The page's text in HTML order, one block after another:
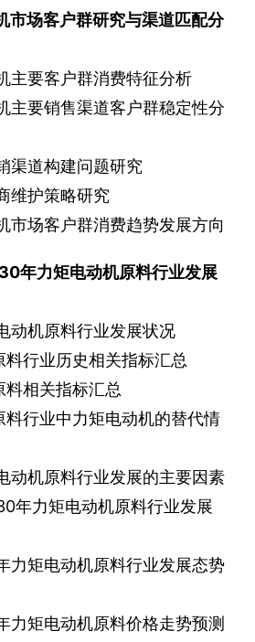
市场客户群研究与渠道匹配分
主要客户群消费特征分析
主要销售渠道客户群稳定性分
渠道构建问题研究
维护策略研究
市场客户群消费趋势发展方向
年力矩电动机原料行业发展
动机原料行业发展状况
行业历史相关指标汇总
料相关指标汇总
料行业中力矩电动机的替代情
动机原料行业发展的主要因素
年力矩电动机原料行业发展
力矩电动机原料行业发展态势
力矩电动机原料价格走势预测